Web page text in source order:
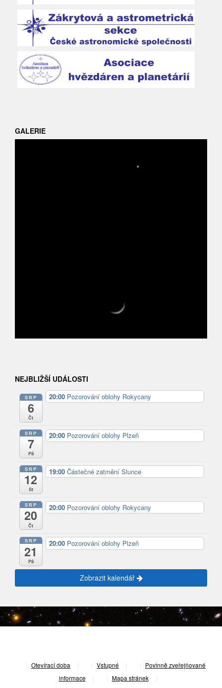
GALERIE
NEJBLIŽŠÍ UDÁLOSTI
SRP
6
Čt
20:00 Pozorování oblohy Rokycany
SRP
7
Pá
20:00 Pozorování oblohy Plzeň
SRP
12
St
19:00 Částečné zatmění Slunce
SRP
20
Čt
20:00 Pozorování oblohy Rokycany
SRP
21
Pá
20:00 Pozorování oblohy Plzeň
Zobrazit kalendář
Otevírací doba Vstupné
Povinně zveřejňované
informace
Mapa stránek